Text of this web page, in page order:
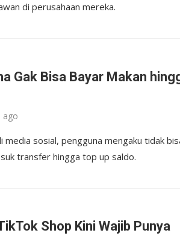
di perusahaan mereka.
Gak Bisa Bayar Makan
ago
media sosial, pengguna mengaku tidak
transfer hingga top up saldo.
Shop Kini Wajib Punya